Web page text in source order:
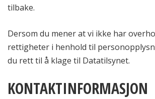
tilbake.
Dersom du mener at vi ikke har
rettigheter i henhold til
du rett til å klage til Datatilsynet.
KONTAKTINFORMASJON